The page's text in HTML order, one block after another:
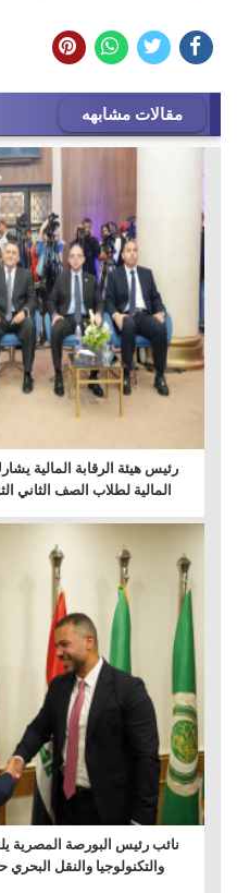
مقالات مشابهه
رئيس هيئة الرقابة المالية
المالية لطلاب الصف الثاني
نائب رئيس البورصة المصرية
والتكنولوجيا والنقل البحري